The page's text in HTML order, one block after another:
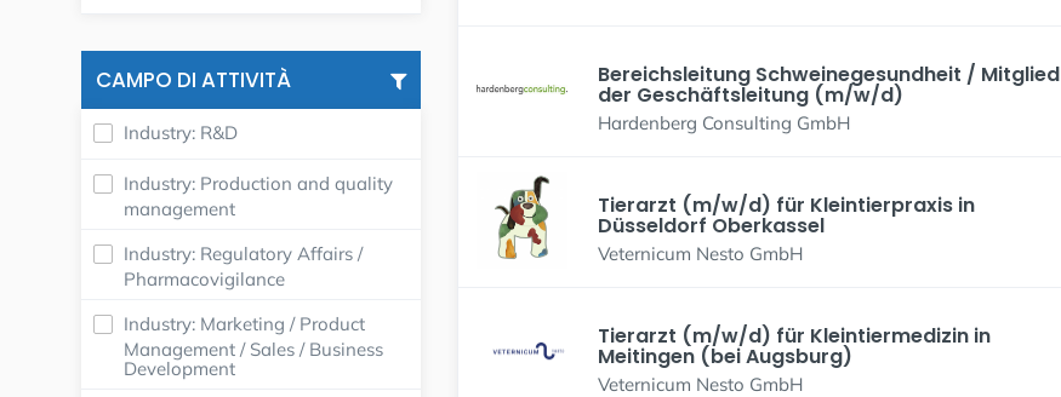
CAMPO DI ATTIVITÀ
Industry: R&D
Industry: Production and quality
management
Industry: Regulatory Affairs /
Pharmacovigilance
Industry: Marketing / Product
Management / Sales / Business
Development
Bereichsleitung Schweinegesundheit / Mitglied
der Geschäftsleitung (m/w/d)
Hardenberg Consulting GmbH
Tierarzt (m/w/d) für Kleintierpraxis in
Düsseldorf Oberkassel
Veternicum Nesto GmbH
Tierarzt (m/w/d) für Kleintiermedizin in
Meitingen (bei Augsburg)
Veternicum Nesto GmbH